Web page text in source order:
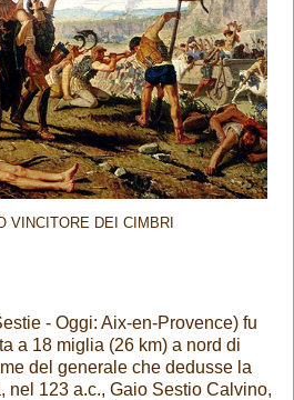
VINCITORE DEI CIMBRI
- Oggi: Aix-en-Provence) fu
a 18 miglia (26 km) a nord di
del generale che dedusse la
nel 123 a.c., Gaio Sestio Calvino,